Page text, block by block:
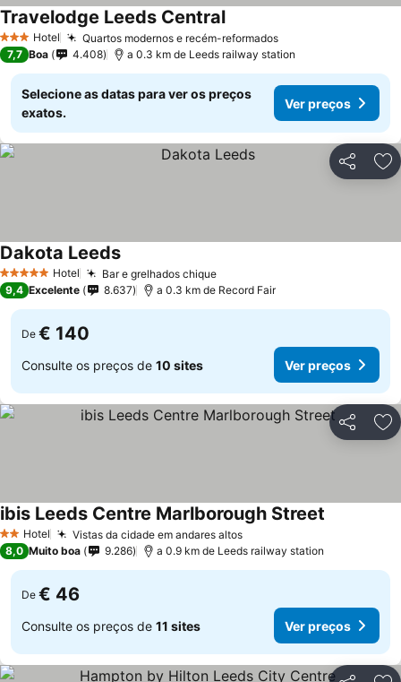
3 EstrelasHotel Quartos modernos e recém-reformados
Travelodge Leeds Central
7,7 Boa 4.408 a 0.3 km de Leeds railway station
Selecione as datas para ver os preços
exatos.
Ver preços
Partilhar
5 Estrelas Hotel Bar e grelhados chique
Dakota Leeds
9,4 Excelente 8.637 a 0.3 km de Record Fair
De € 140
Consulte os preços de 10 sites Ver preços
Partilhar
2 Estrelas
Hotel Vistas da cidade em andares altos
ibis Leeds Centre Marlborough Street
8,0 Muito boa 9.286 a 0.9 km de Leeds railway station
De € 46
Consulte os preços de 11 sites Ver preços